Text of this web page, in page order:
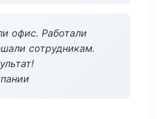
офис. Работали
сотрудникам.